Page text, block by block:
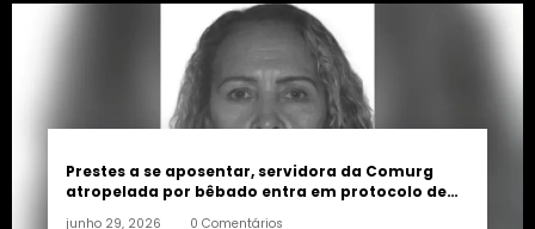
Prestes a se aposentar, servidora da Comurg
atropelada por bêbado entra em protocolo de
junho 29, 2026 0 Comentários